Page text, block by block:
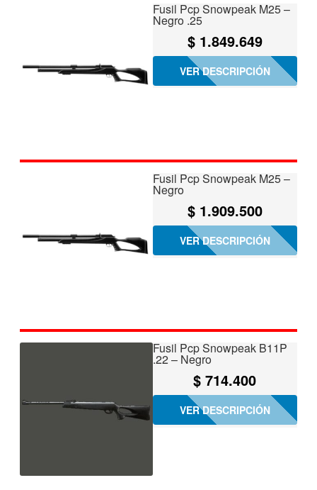
Fusil Pcp Snowpeak M25 –
Negro .25
$1.849.649
VER DESCRIPCIÓN
Fusil Pcp Snowpeak M25 –
Negro
$1.909.500
VER DESCRIPCIÓN
Fusil Pcp Snowpeak B11P
.22 – Negro
$ 714.400
VER DESCRIPCIÓN